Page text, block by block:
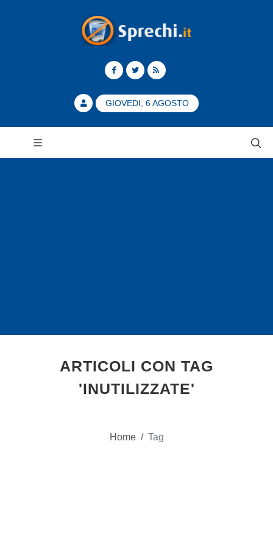
GIOVEDI, 6 AGOSTO
ARTICOLI CON TAG
'INUTILIZZATE'
Home / Tag